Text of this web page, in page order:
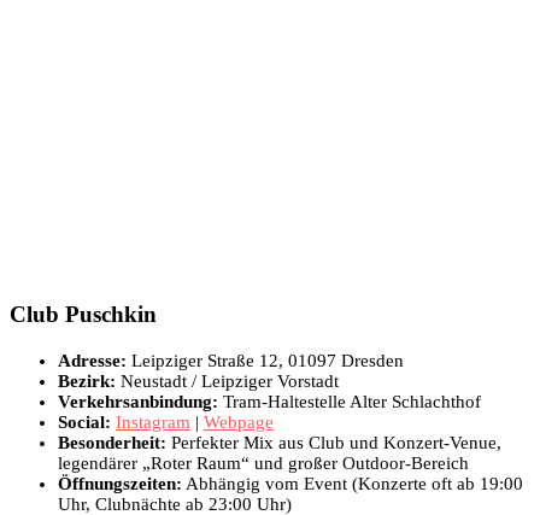
Club Puschkin
Adresse: Leipziger Straße 12, 01097 Dresden
Bezirk: Neustadt / Leipziger Vorstadt
Verkehrsanbindung: Tram-Haltestelle Alter Schlachthof
Social: Instagram | Webpage
Besonderheit: Perfekter Mix aus Club und Konzert-Venue,
legendärer „Roter Raum“ und großer Outdoor-Bereich
Öffnungszeiten: Abhängig vom Event (Konzerte oft ab 19:00
Uhr, Clubnächte ab 23:00 Uhr)